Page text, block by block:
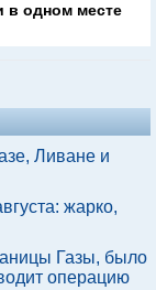
в одном месте
Ливане и
жарко,
Газы, было
операцию